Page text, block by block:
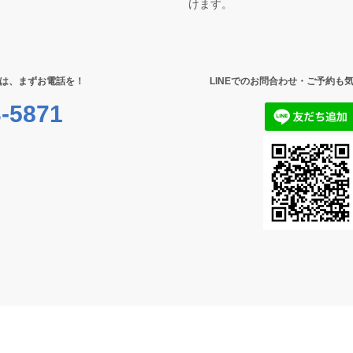
けます。
、まずお電話を！
5871
LINEでのお問合わせ・ご予約も